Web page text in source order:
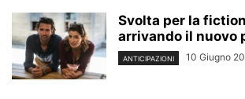
Svolta per la
arrivando il nuovo
ANTICIPAZIONI 10 Giugno